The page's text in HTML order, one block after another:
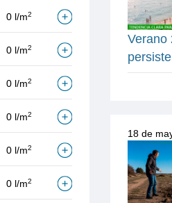
0 l/m2
0 l/m2
0 l/m2
0 l/m2
0 l/m2
0 l/m2
Verano
18 de